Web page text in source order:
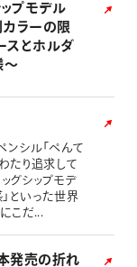
プモデル
カラーの限
とホルダ
～
ンシル「ぺんて
たり追求して
グシップモデ
といった世界
こだ...
発売の折れ